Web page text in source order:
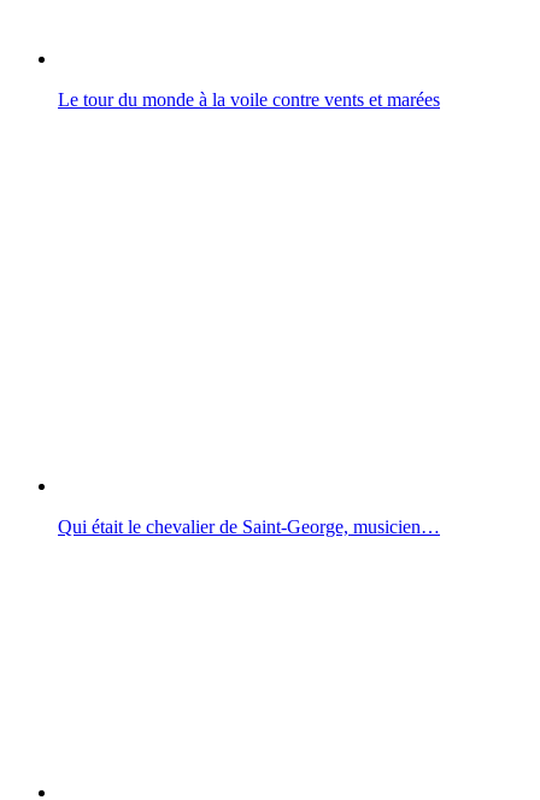
Le tour du monde à la voile contre vents et marées
Qui était le chevalier de Saint-George, musicien…